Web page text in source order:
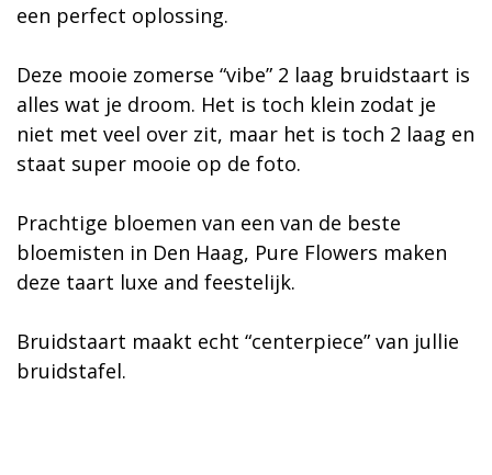
een perfect oplossing.
Deze mooie zomerse “vibe” 2 laag bruidstaart is
alles wat je droom. Het is toch klein zodat je
niet met veel over zit, maar het is toch 2 laag en
staat super mooie op de foto.
Prachtige bloemen van een van de beste
bloemisten in Den Haag, Pure Flowers maken
deze taart luxe and feestelijk.
Bruidstaart maakt echt “centerpiece” van jullie
bruidstafel.